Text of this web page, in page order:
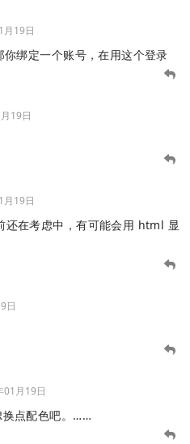
月19日
你绑定一个账号，在用这个登录
19日
月19日
还在考虑中，有可能会用 html 显
日
01月19日
换点配色吧。……